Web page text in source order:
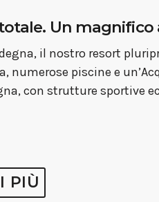
Un magnifico
il nostro resort
piscine e
con strutture sportive
PIÙ